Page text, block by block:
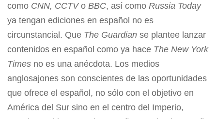
como CNN, CCTV o BBC, así como Russia Today
ya tengan ediciones en español no es
circunstancial. Que The Guardian se plantee lanzar
contenidos en español como ya hace The New York
Times no es una anécdota. Los medios
anglosajones son conscientes de las oportunidades
que ofrece el español, no sólo con el objetivo en
América del Sur sino en el centro del Imperio,